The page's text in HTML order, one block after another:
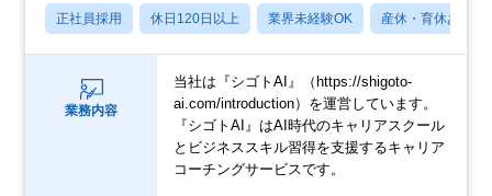
正社員採用 休日120日以上 業界未経験OK 産休・育休あり
業務内容
当社は『シゴトAI』（https://shigoto-
ai.com/introduction）を運営しています。
『シゴトAI』はAI時代のキャリアスクール
とビジネススキル習得を支援するキャリア
コーチングサービスです。